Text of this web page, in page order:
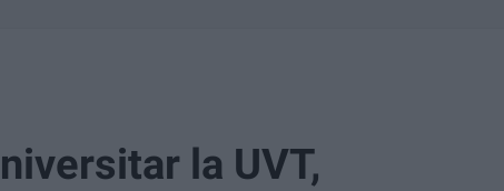
la UVT,